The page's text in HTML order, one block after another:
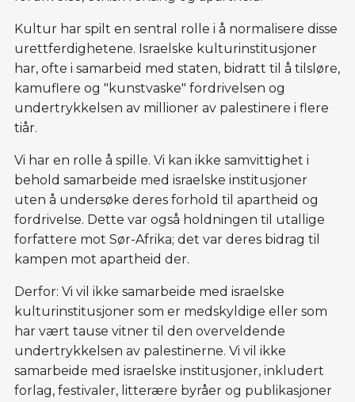
Kultur har spilt en sentral rolle i å normalisere disse
urettferdighetene. Israelske kulturinstitusjoner
har, ofte i samarbeid med staten, bidratt til å tilsløre,
kamuflere og "kunstvaske" fordrivelsen og
undertrykkelsen av millioner av palestinere i flere
tiår.
Vi har en rolle å spille. Vi kan ikke samvittighet i
behold samarbeide med israelske institusjoner
uten å undersøke deres forhold til apartheid og
fordrivelse. Dette var også holdningen til utallige
forfattere mot Sør-Afrika; det var deres bidrag til
kampen mot apartheid der.
Derfor: Vi vil ikke samarbeide med israelske
kulturinstitusjoner som er medskyldige eller som
har vært tause vitner til den overveldende
undertrykkelsen av palestinerne. Vi vil ikke
samarbeide med israelske institusjoner, inkludert
forlag, festivaler, litterære byråer og publikasjoner